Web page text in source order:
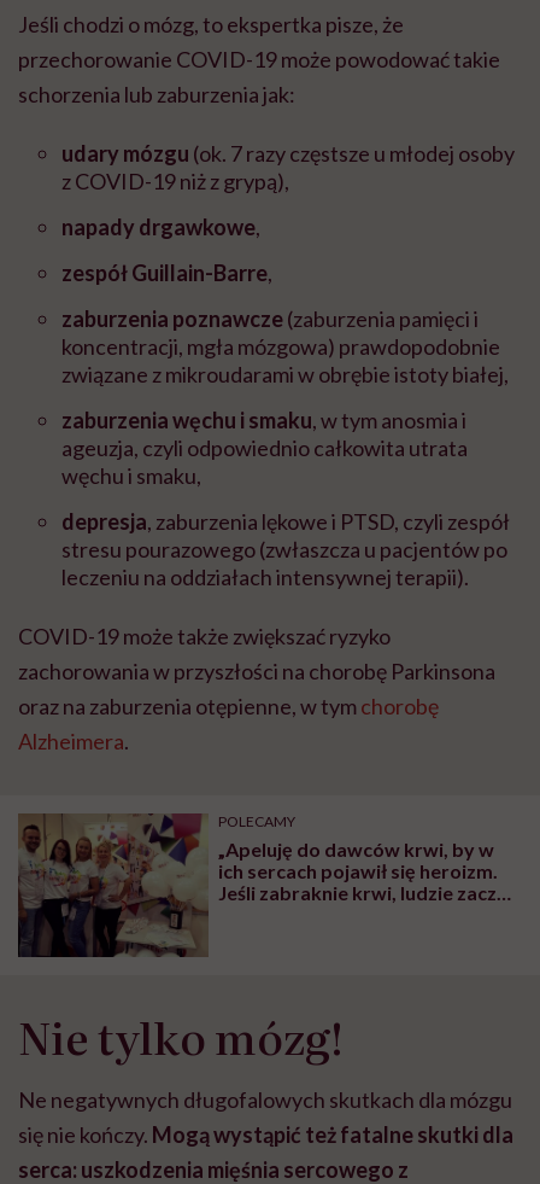
Jeśli chodzi o mózg, to ekspertka pisze, że
przechorowanie COVID-19 może powodować takie
schorzenia lub zaburzenia jak:
udary mózgu (ok. 7 razy częstsze u młodej osoby
z COVID-19 niż z grypą)⁠,
napady drgawkowe⁠,
zespół Guillain-Barre⁠,
zaburzenia poznawcze(zaburzenia pamięci i
koncentracji, mgła mózgowa) prawdopodobnie
związane z mikroudarami w obrębie istoty białej⁠,
zaburzenia węchu i smaku, w tym anosmia i
ageuzja, czyli odpowiednio całkowita utrata
węchu i smaku⁠,
depresja, zaburzenia lękowe i PTSD, czyli zespół
stresu pourazowego (zwłaszcza u pacjentów po
leczeniu na oddziałach intensywnej terapii)⁠.
COVID-19 może także zwiększać ryzyko
zachorowania w przyszłości⁠ na chorobę Parkinsona
oraz na zaburzenia otępienne, w tymchorobę
Alzheimera⁠.
POLECAMY
„Apeluję do dawców krwi, by w
ich sercach pojawił się heroizm.
Jeśli zabraknie krwi, ludzie zaczną
Nie tylko mózg!
Ne negatywnych długofalowych skutkach dla mózgu
się nie kończy. Mogą wystąpić też fatalne skutki dla
serca: uszkodzenia mięśnia sercowego z